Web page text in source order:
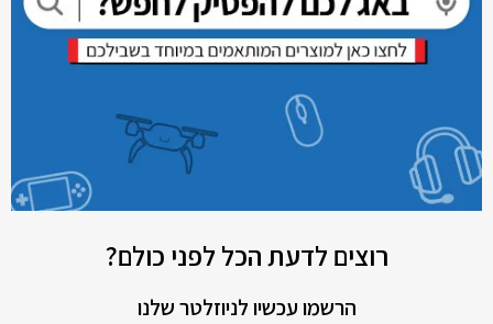
רוצים לדעת הכל לפני כולם?
הרשמו עכשיו לניוזלטר שלנו